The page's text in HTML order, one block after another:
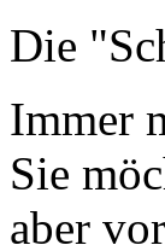
Die
Immer
Sie
aber